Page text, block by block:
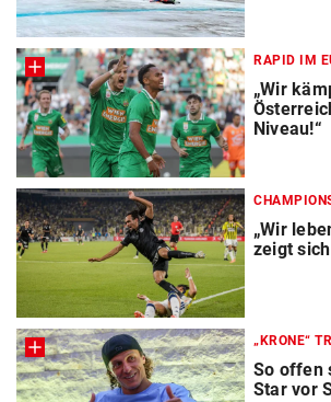
RAPID IM
„Wir
Niveau!“
„Wir
zeigt
„KRONE“
So offen
Star vor